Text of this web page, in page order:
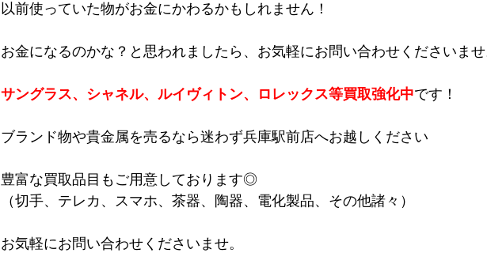
以前使っていた物がお金にかわるかもしれません！
お金になるのかな？と思われましたら、お気軽にお問い合わせくださいま
サングラス、シャネル、ルイヴィトン、ロレックス等買取強化中です！
ブランド物や貴金属を売るなら迷わず兵庫駅前店へお越しください
豊富な買取品目もご用意しております◎
（切手、テレカ、スマホ、茶器、陶器、電化製品、その他諸々）
お気軽にお問い合わせくださいませ。